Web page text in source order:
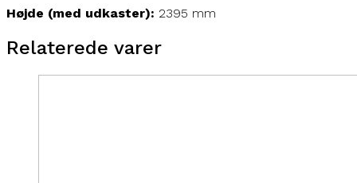
Højde (med udkaster): 2395 mm
Relaterede varer